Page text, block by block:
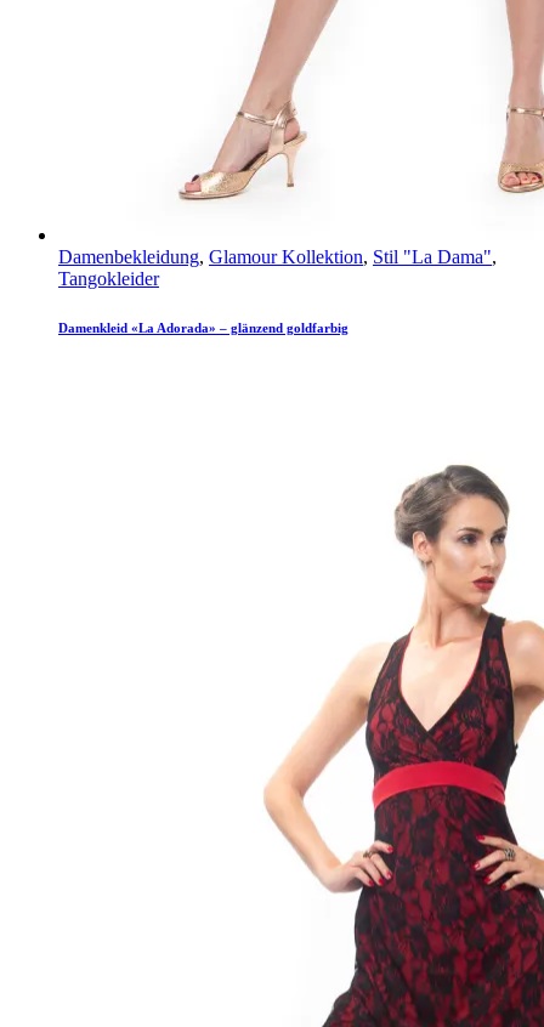
Damenbekleidung, Glamour Kollektion, Stil "La Dama",
Tangokleider
Damenkleid «La Adorada» – glänzend goldfarbig